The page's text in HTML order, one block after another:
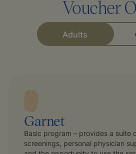
Voucher
Adults
Garnet
Basic program – provides a suite
screenings, personal physician